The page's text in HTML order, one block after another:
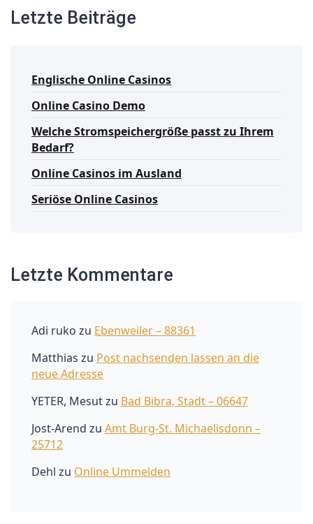
Letzte Beiträge
Englische Online Casinos
Online Casino Demo
Welche Stromspeichergröße passt zu Ihrem
Bedarf?
Online Casinos im Ausland
Seriöse Online Casinos
Letzte Kommentare
Adi ruko zu Ebenweiler – 88361
Matthias zu Post nachsenden lassen an die
neue Adresse
YETER, Mesutzu Bad Bibra, Stadt – 06647
Jost-Arend zu Amt Burg-St. Michaelisdonn –
25712
Dehl zu Online Ummelden